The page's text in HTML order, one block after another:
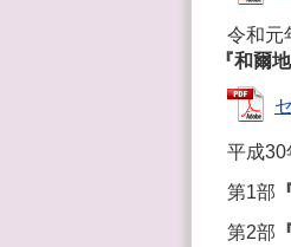
令和元
『和爾
平成30
第1部
第2部